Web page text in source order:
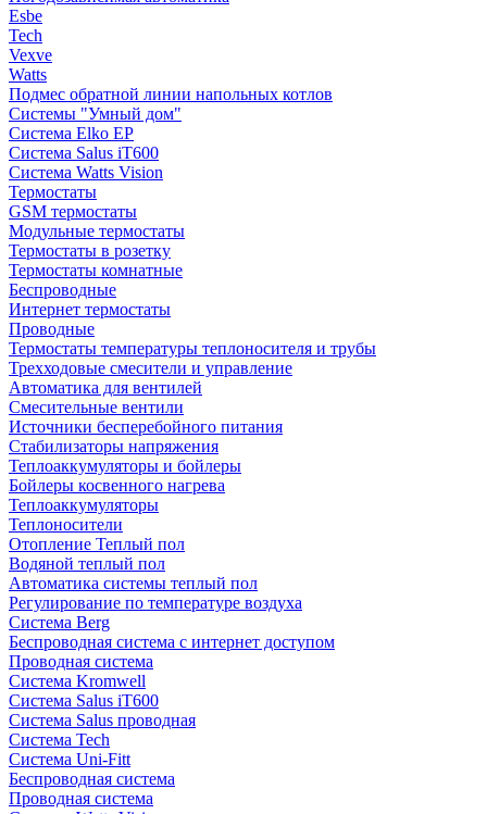
Esbe
Tech
Vexve
Watts
Подмес обратной линии напольных котлов
Системы "Умный дом"
Система Elko EP
Система Salus iT600
Система Watts Vision
Термостаты
GSM термостаты
Модульные термостаты
Термостаты в розетку
Термостаты комнатные
Беспроводные
Интернет термостаты
Проводные
Термостаты температуры теплоносителя и трубы
Трехходовые смесители и управление
Автоматика для вентилей
Смесительные вентили
Источники бесперебойного питания
Стабилизаторы напряжения
Теплоаккумуляторы и бойлеры
Бойлеры косвенного нагрева
Теплоаккумуляторы
Теплоносители
Отопление Теплый пол
Водяной теплый пол
Автоматика системы теплый пол
Регулирование по температуре воздуха
Система Berg
Беспроводная система с интернет доступом
Проводная система
Система Kromwell
Система Salus iT600
Система Salus проводная
Система Tech
Система Uni-Fitt
Беспроводная система
Проводная система